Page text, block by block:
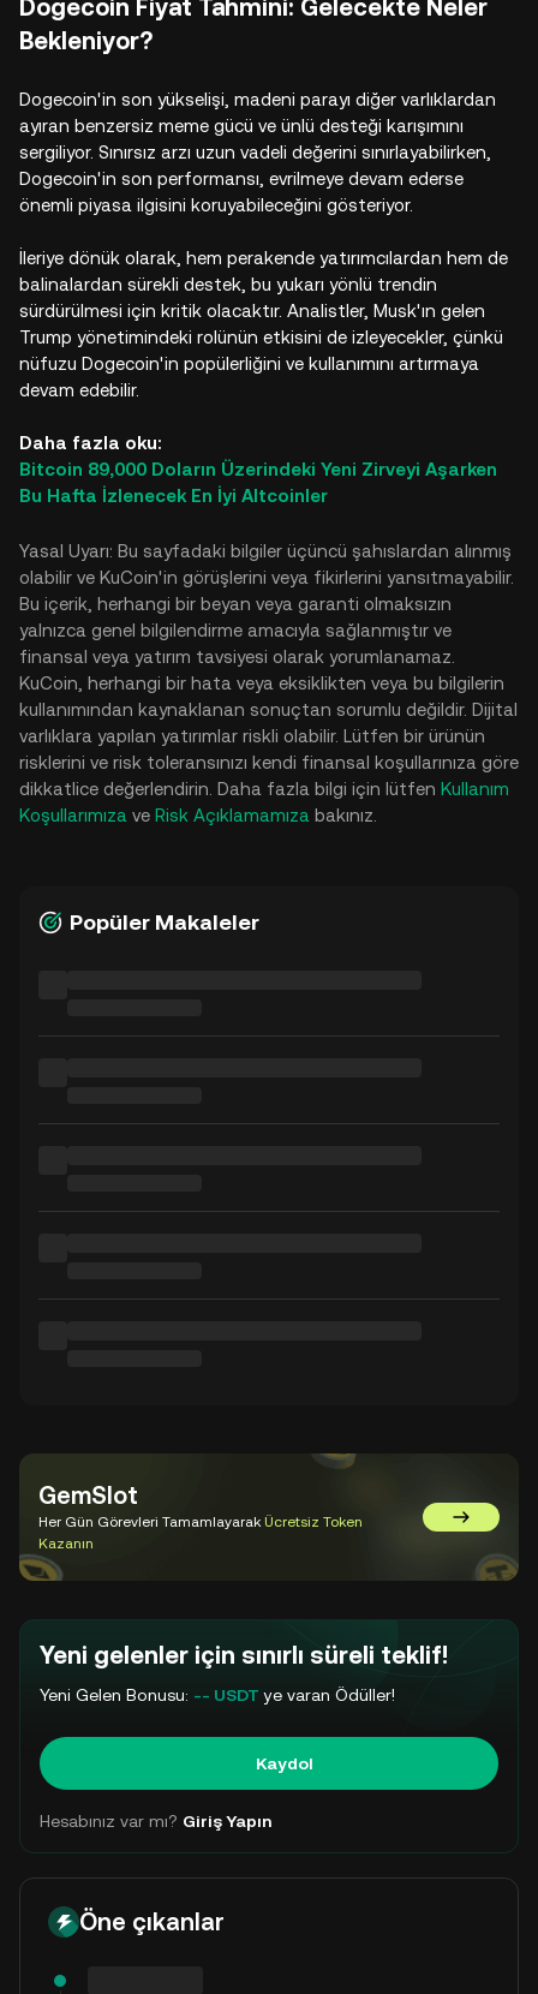
Dogecoin Fiyat Tahmini: Gelecekte Neler
Bekleniyor?
Dogecoin'in son yükselişi, madeni parayı diğer varlıklardan
ayıran benzersiz meme gücü ve ünlü desteği karışımını
sergiliyor. Sınırsız arzı uzun vadeli değerini sınırlayabilirken,
Dogecoin'in son performansı, evrilmeye devam ederse
önemli piyasa ilgisini koruyabileceğini gösteriyor.
İleriye dönük olarak, hem perakende yatırımcılardan hem de
balinalardan sürekli destek, bu yukarı yönlü trendin
sürdürülmesi için kritik olacaktır. Analistler, Musk'ın gelen
Trump yönetimindeki rolünün etkisini de izleyecekler, çünkü
nüfuzu Dogecoin'in popülerliğini ve kullanımını artırmaya
devam edebilir.
Daha fazla oku:
Bitcoin 89,000 Doların Üzerindeki Yeni Zirveyi Aşarken
Bu Hafta İzlenecek En İyi Altcoinler
Yasal Uyarı: Bu sayfadaki bilgiler üçüncü şahıslardan alınmış
olabilir ve KuCoin'in görüşlerini veya fikirlerini yansıtmayabilir.
Bu içerik, herhangi bir beyan veya garanti olmaksızın
yalnızca genel bilgilendirme amacıyla sağlanmıştır ve
finansal veya yatırım tavsiyesi olarak yorumlanamaz.
KuCoin, herhangi bir hata veya eksiklikten veya bu bilgilerin
kullanımından kaynaklanan sonuçtan sorumlu değildir. Dijital
varlıklara yapılan yatırımlar riskli olabilir. Lütfen bir ürünün
risklerini ve risk toleransınızı kendi finansal koşullarınıza göre
dikkatlice değerlendirin. Daha fazla bilgi için lütfen Kullanım
Koşullarımıza ve Risk Açıklamamıza bakınız.
Popüler Makaleler
GemSlot
Her Gün Görevleri Tamamlayarak Ücretsiz Token
Kazanın
Yeni gelenler için sınırlı süreli teklif!
Yeni Gelen Bonusu: -- USDT ye varan Ödüller!
Kaydol
Hesabınız var mı? Giriş Yapın
Öne çıkanlar